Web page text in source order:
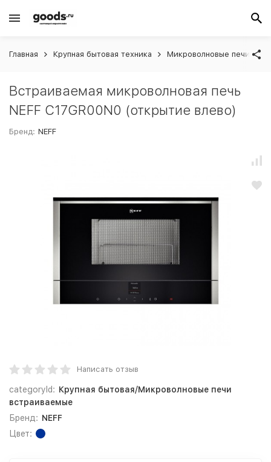
Главная Крупная бытовая техника Микроволновые печи
Встраиваемая микроволновая печь
NEFF C17GR00N0 (открытие влево)
Бренд: NEFF
Написать отзыв
categoryId: Крупная бытовая/Микроволновые печи
встраиваемые
Бренд: NEFF
Цвет: